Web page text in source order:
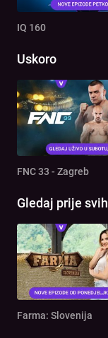
IQ 160
Uskoro
FNC 33 - Zagreb
Gledaj prije svih
Farma: Slovenija